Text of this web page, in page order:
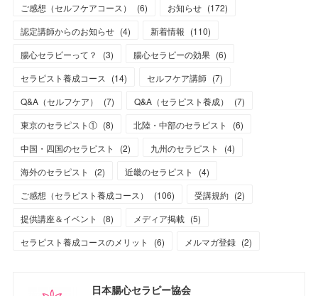
ご感想（セルフケアコース）
(6) お知らせ (172)
認定講師からのお知らせ (4) 新着情報 (110)
腸心セラピーって？
(3) 腸心セラピーの効果 (6)
セラピスト養成コース
(14) セルフケア講師 (7)
Q&A（セルフケア）
(7) Q&A（セラピスト養成） (7)
東京のセラピスト① (8) 北陸・中部のセラピスト (6)
中国・四国のセラピスト
(2) 九州のセラピスト (4)
海外のセラピスト
(2) 近畿のセラピスト (4)
ご感想（セラピスト養成コース）
(106) 受講規約 (2)
提供講座＆イベント
(8) メディア掲載 (5)
セラピスト養成コースのメリット
(6) メルマガ登録 (2)
日本腸心セラピー協会